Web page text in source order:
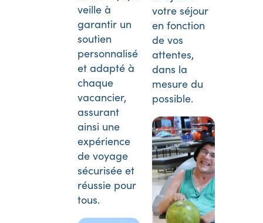
veille à
garantir un
soutien
personnalisé
et adapté à
chaque
vacancier,
assurant
ainsi une
expérience
de voyage
sécurisée et
réussie pour
tous.
votre séjour
en fonction
de vos
attentes,
dans la
mesure du
possible.